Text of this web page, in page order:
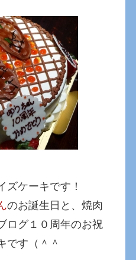
ズケーキです！
のお誕生日と、焼肉
ログ１０周年のお祝
です（＾＾